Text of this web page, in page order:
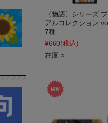
〈物語〉シリーズ
アルコレクション
7種
¥660(税込)
在庫 ○